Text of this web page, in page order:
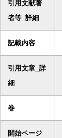
引用文献著
者等_詳細
記載内容
引用文章_詳
細
巻
開始ページ